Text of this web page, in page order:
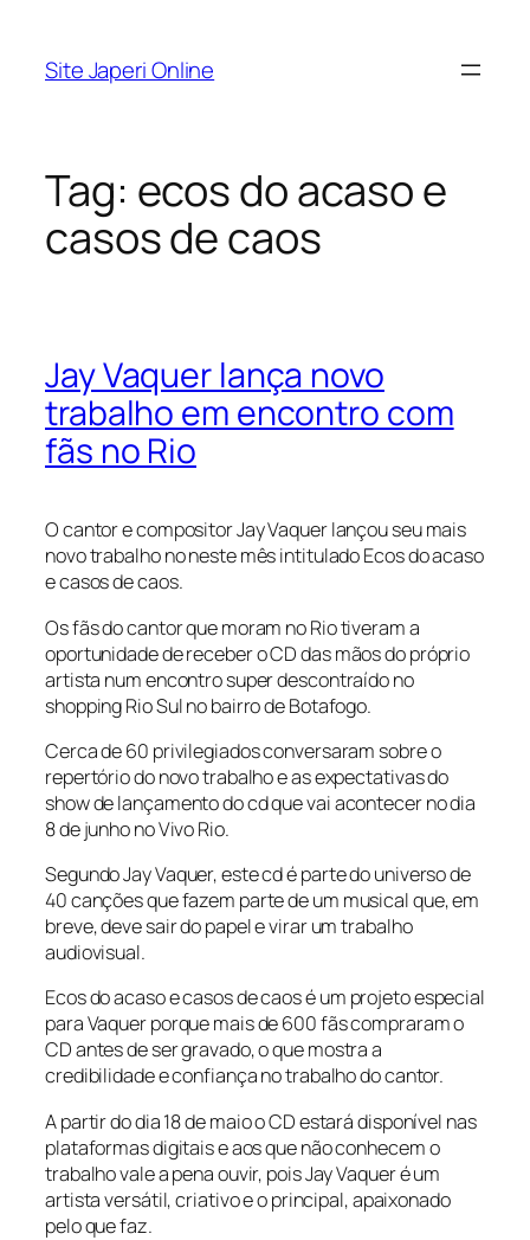
Site Japeri Online
Tag: ecos do acaso e
casos de caos
Jay Vaquer lança novo
trabalho em encontro com
fãs no Rio
O cantor e compositor Jay Vaquer lançou seu mais
novo trabalho no neste mês intituladoEcos do acaso
e casos de caos.
Os fãs do cantor que moram no Rio tiveram a
oportunidade de receber o CD das mãos do próprio
artista num encontro super descontraído no
shopping Rio Sul no bairro de Botafogo.
Cerca de 60 privilegiados conversaram sobre o
repertório do novo trabalho e as expectativas do
show de lançamento do cd que vai acontecer no dia
8 de junho no Vivo Rio.
Segundo Jay Vaquer, este cd é parte do universo de
40 canções que fazem parte de um musical que, em
breve, deve sair do papel e virar um trabalho
audiovisual.
Ecos do acaso e casos de caosé um projeto especial
para Vaquer porque mais de 600 fãs compraram o
CD antes de ser gravado, o que mostra a
credibilidade e confiança no trabalho do cantor.
A partir do dia 18 de maio o CD estará disponível nas
plataformas digitais e aos que não conhecem o
trabalho vale a pena ouvir, pois Jay Vaquer é um
artista versátil, criativo e o principal, apaixonado
pelo que faz.